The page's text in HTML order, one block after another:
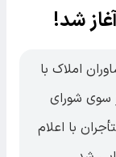
شد!
املاک با
سوی شورای
با اعلام